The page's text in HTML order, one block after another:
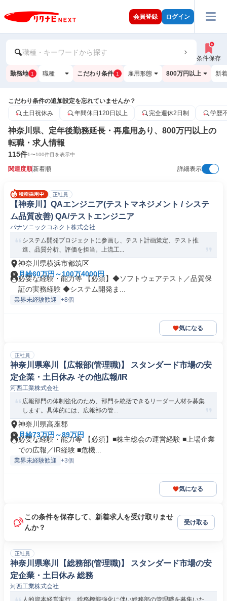
会員登録 ログイン
職種・キーワードから探す
条件保存
勤務地 1 職種 こだわり条件 1 雇用形態 800万円以上 新
こだわり条件の追加設定を忘れていませんか？
土日祝休み
年間休日120日以上 完全週休2日制 学歴
神奈川県、定年後勤務延長・再雇用あり、800万円以上の
転職・求人情報
115件1〜100件目を表示中
関連度順新着順 詳細表示
正社員
【神奈川】QAエンジニア(テストマネジメント / システ
ム品質改善) QA/テストエンジニア
パナソニックコネクト株式会社
システム開発プロジェクトに参画し、テスト計画策定、テスト推
進、品質分析、評価を担当。上流工...
神奈川県横浜市都筑区
月給60万円～100万4000円
必要な経験・能力等 【必須】◆ソフトウェアテスト／品質保
証の実務経験 ◆システム開発ま...
業界未経験歓迎 +8個
気になる
正社員
神奈川県寒川【広報部(管理職)】 スタンダード市場の安
定企業・土日休み その他広報/IR
河西工業株式会社
広報部門の体制強化のため、部門を統括できるリーダー人材を募集
します。具体的には、広報部の管...
神奈川県高座郡
月給73万円～89万円
必要な経験・能力等 【必須】■株主総会の運営経験 ■上場企業
での広報／IR経験 ■危機...
業界未経験歓迎 +3個
気になる
この条件を保存して、新着求人を受け取りませ
んか？
受け取る
正社員
神奈川県寒川【総務部(管理職)】 スタンダード市場の安
定企業・土日休み 総務
河西工業株式会社
人的資本経営実行、総務機能強化に伴い総務部の管理職を募集いた